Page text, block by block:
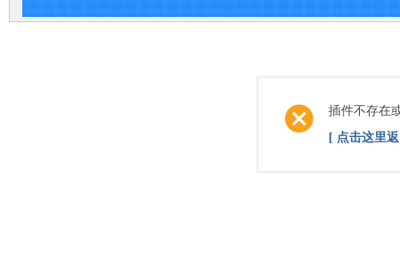
插件不存在
[ 点击这里